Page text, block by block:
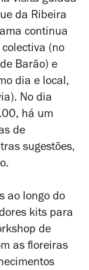
da Ribeira
continua
(no
Barão) e
dia e local,
No dia
há um
de
sugestões,
ao longo do
kits para
de
as floreiras